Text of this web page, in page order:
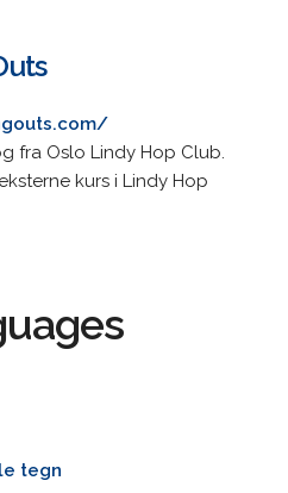
fra Oslo Lindy Hop Club.
kurs i Lindy Hop
tegn